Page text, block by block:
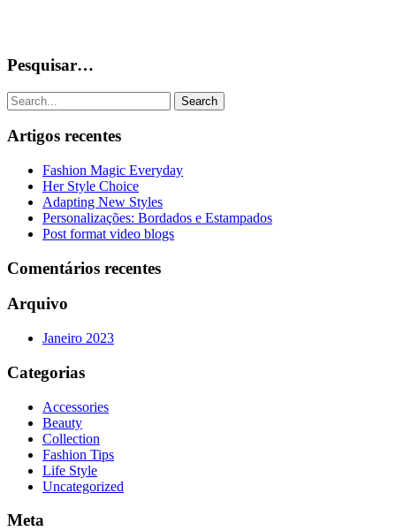
Pesquisar…
Search
Artigos recentes
Fashion Magic Everyday
Her Style Choice
Adapting New Styles
Personalizações: Bordados e Estampados
Post format video blogs
Comentários recentes
Arquivo
Janeiro 2023
Categorias
Accessories
Beauty
Collection
Fashion Tips
Life Style
Uncategorized
Meta